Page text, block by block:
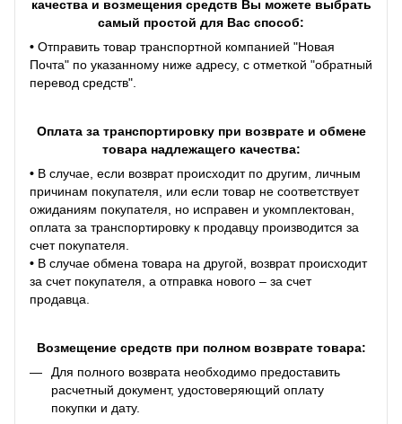
качества и возмещения средств Вы можете выбрать
самый простой для Вас способ:
• Отправить товар транспортной компанией "Новая
Почта" по указанному ниже адресу, с отметкой "обратный
перевод средств".
Оплата за транспортировку при возврате и обмене
товара надлежащего качества:
• В случае, если возврат происходит по другим, личным
причинам покупателя, или если товар не соответствует
ожиданиям покупателя, но исправен и укомплектован,
оплата за транспортировку к продавцу производится за
счет покупателя.
• В случае обмена товара на другой, возврат происходит
за счет покупателя, а отправка нового – за счет
продавца.
Возмещение средств при полном возврате товара:
Для полного возврата необходимо предоставить
расчетный документ, удостоверяющий оплату
покупки и дату.